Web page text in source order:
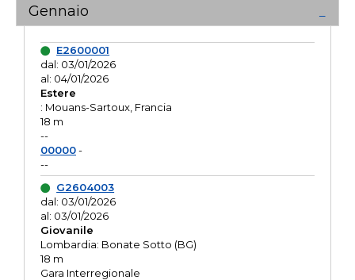
Gennaio
E2600001
dal: 03/01/2026
al: 04/01/2026
Estere
: Mouans-Sartoux, Francia
18 m
--
00000-
--
G2604003
dal: 03/01/2026
al: 03/01/2026
Giovanile
Lombardia: Bonate Sotto (BG)
18 m
Gara Interregionale